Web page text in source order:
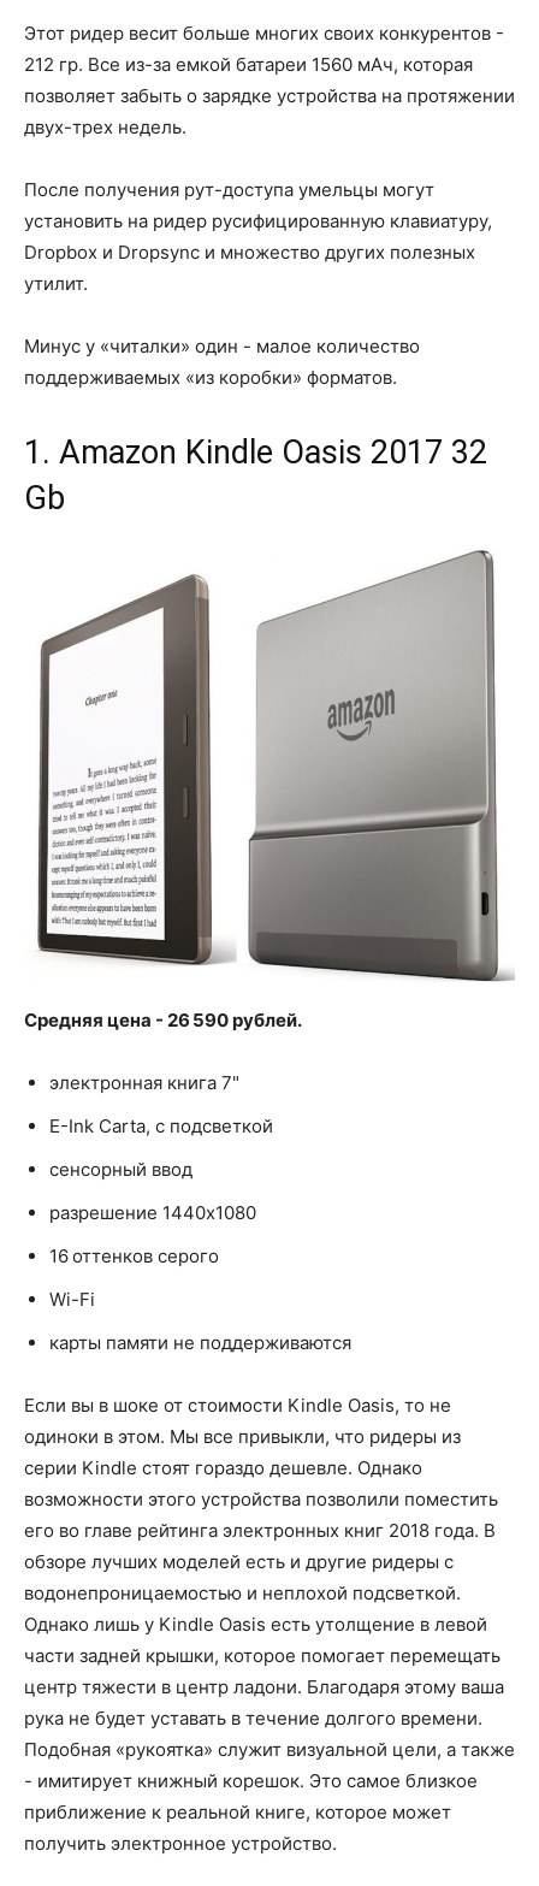
Этот ридер весит больше многих своих конкурентов -
212 гр. Все из-за емкой батареи 1560 мАч, которая
позволяет забыть о зарядке устройства на протяжении
двух-трех недель.
После получения рут-доступа умельцы могут
установить на ридер русифицированную клавиатуру,
Dropbox и Dropsync и множество других полезных
утилит.
Минус у «читалки» один - малое количество
поддерживаемых «из коробки» форматов.
1. Amazon Kindle Oasis 2017 32
Gb
Средняя цена - 26 590 рублей.
электронная книга 7"
E-Ink Carta, с подсветкой
сенсорный ввод
разрешение 1440x1080
16 оттенков серого
Wi-Fi
карты памяти не поддерживаются
Если вы в шоке от стоимости Kindle Oasis, то не
одиноки в этом. Мы все привыкли, что ридеры из
серии Kindle стоят гораздо дешевле. Однако
возможности этого устройства позволили поместить
его во главе рейтинга электронных книг 2018 года. В
обзоре лучших моделей есть и другие ридеры с
водонепроницаемостью и неплохой подсветкой.
Однако лишь у Kindle Oasis есть утолщение в левой
части задней крышки, которое помогает перемещать
центр тяжести в центр ладони. Благодаря этому ваша
рука не будет уставать в течение долгого времени.
Подобная «рукоятка» служит визуальной цели, а также
- имитирует книжный корешок. Это самое близкое
приближение к реальной книге, которое может
получить электронное устройство.